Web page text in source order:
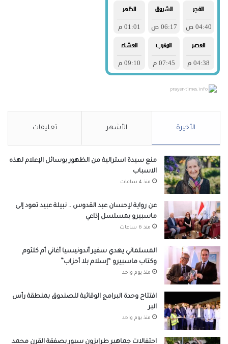
prayer-times.info
الأخيرة الأشهر تعليقات
منع سيدة استرالية من الظهور بوسائل الإعلام لهذه
الاسباب
منذ 4 ساعات
عن رواية لإحسان عبد القدوس .. نبيلة عبيد تعود إلى
ماسبيرو بمسلسل إذاعي
منذ 6 ساعات
المسلماني يهدي سفير أندونيسيا أغاني أم كلثوم
وكتاب ماسبيرو “إسلام بلا أحزاب”
منذ يوم واحد
افتتاح وحدة البرامج الوقائية للصندوق بمنطقة رأس
البر
منذ يوم واحد
احتفالات جماهير طرابزون سبور بصفقة القرن محمد